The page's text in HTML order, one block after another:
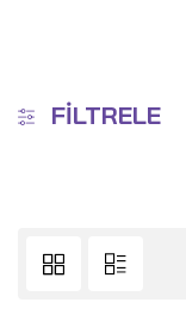
FILTRELE